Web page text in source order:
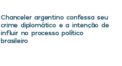
Chanceler argentino confessa seu
crime diplomático e a intenção de
influir no processo político
brasileiro